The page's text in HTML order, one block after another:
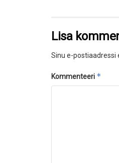
Lisa
Sinu e-postiaadressi
Kommenteeri *